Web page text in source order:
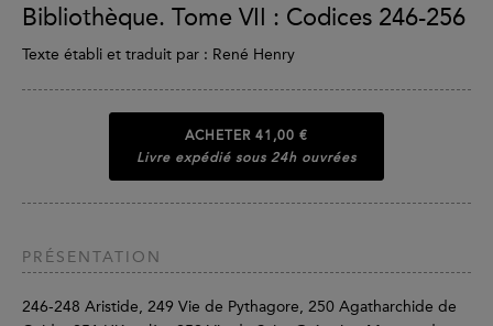
Bibliothèque. Tome VII : Codices 246-256
Texte établi et traduit par : René Henry
ACHETER 41,00 €
Livre expédié sous 24h ouvrées
PRÉSENTATION
246-248 Aristide, 249 Vie de Pythagore, 250 Agatharchide de